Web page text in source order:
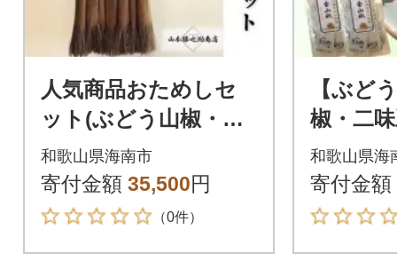
人気商品おためしセ
ット(ぶどう山椒・棕
櫚ほうき)
和歌山県海南市
寄付金額 35,500円
（0件）
【ぶど
椒・二
和歌山県海
寄付金額